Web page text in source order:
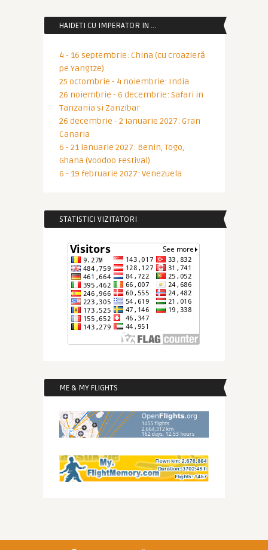
HAIDETI CU IMPERATOR IN …
4 - 16 septembrie: China (cu croazieră
pe Yangtze)
25 octombrie - 4 noiembrie: India
26 noiembrie - 6 decembrie: Safari in
Tanzania si Zanzibar
26 decembrie - 2 ianuarie 2027: Gran
Canaria
6 - 21 ianuarie 2027: Benin, Togo,
Ghana (Voodoo Festival)
6 - 19 februarie 2027: Venezuela
STATISTICI VIZITATORI
ME & MY FLIGHTS